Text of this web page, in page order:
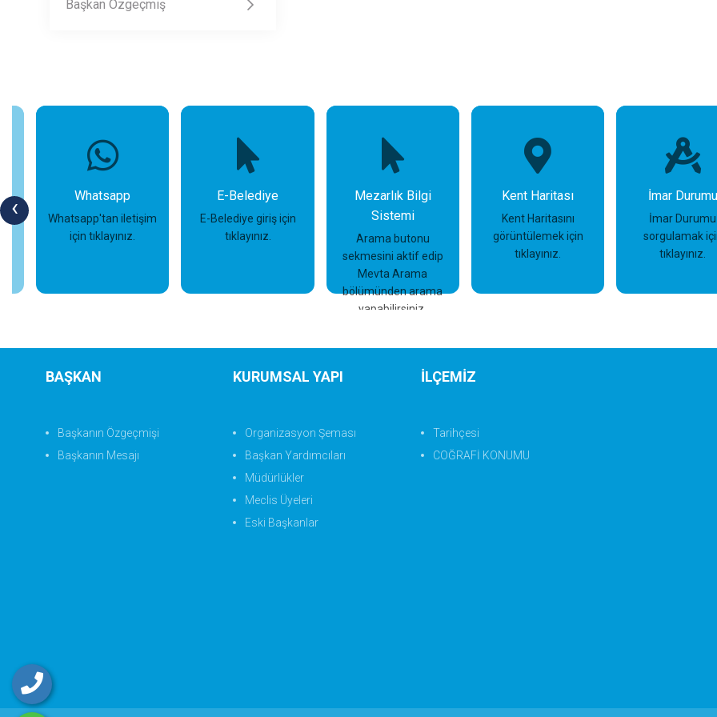
Başkan Özgeçmiş
‹ Whatsapp
Whatsapp'tan iletişim
için tıklayınız.
E-Belediye
E-Belediye giriş için
tıklayınız.
Mezarlık Bilgi
Sistemi
Arama butonu
sekmesini aktif edip
Mevta Arama
bölümünden arama
yapabilirsiniz.
İncele
Kent Haritası
Kent Haritasını
görüntülemek için
tıklayınız.
İmar Durumu
İmar Durumu
sorgulamak
tıklayınız.
BAŞKAN
Başkanın Özgeçmişi
Başkanın Mesajı
KURUMSAL YAPI
Organizasyon Şeması
Başkan Yardımcıları
Müdürlükler
Meclis Üyeleri
Eski Başkanlar
İLÇEMİZ
Tarihçesi
COĞRAFİ KONUMU